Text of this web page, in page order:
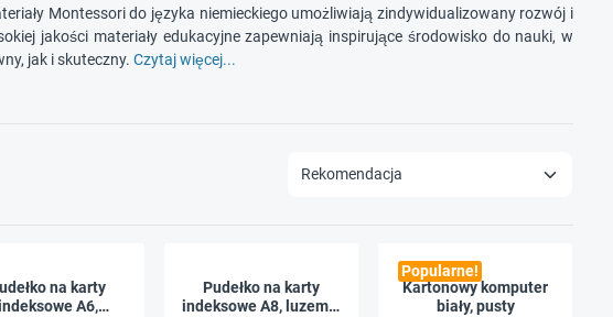
Montessori do języka niemieckiego umożliwiają zindywidualizowany rozwój i
jakości materiały edukacyjne zapewniają inspirujące środowisko do nauki, w
jak i skuteczny. Czytaj więcej...
na karty
A6,
Pudełko na karty
indeksowe A8, luzem +
Popularne!
Kartonowy komputer
biały, pusty